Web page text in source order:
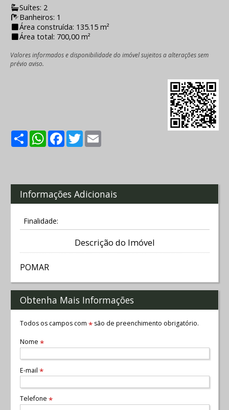
Suítes: 2
Banheiros: 1
Área construída: 135.15 m²
Área total: 700,00 m²
Valores informados e disponibilidade do imóvel sujeitos a alterações sem
prévio aviso.
ShareWhatsApp
Facebook
Twitter
Informações Adicionais
Finalidade:
Descrição do Imóvel
POMAR
Obtenha Mais Informações
Todos os campos com *são de preenchimento obrigatório.
Nome *
E-mail *
Telefone *